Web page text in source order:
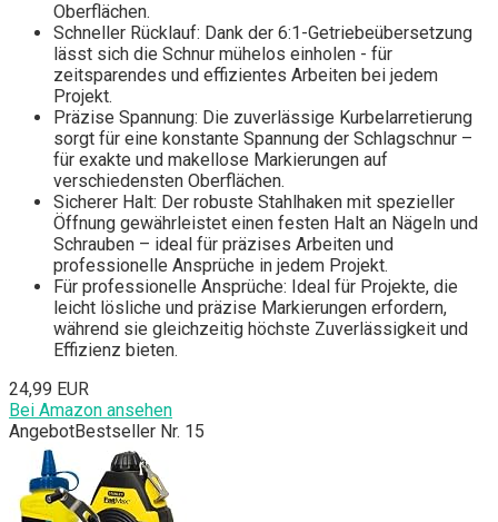
Oberflächen.
Schneller Rücklauf: Dank der 6:1-Getriebeübersetzung
lässt sich die Schnur mühelos einholen - für
zeitsparendes und effizientes Arbeiten bei jedem
Projekt.
Präzise Spannung: Die zuverlässige Kurbelarretierung
sorgt für eine konstante Spannung der Schlagschnur –
für exakte und makellose Markierungen auf
verschiedensten Oberflächen.
Sicherer Halt: Der robuste Stahlhaken mit spezieller
Öffnung gewährleistet einen festen Halt an Nägeln und
Schrauben – ideal für präzises Arbeiten und
professionelle Ansprüche in jedem Projekt.
Für professionelle Ansprüche: Ideal für Projekte, die
leicht lösliche und präzise Markierungen erfordern,
während sie gleichzeitig höchste Zuverlässigkeit und
Effizienz bieten.
24,99 EUR
Bei Amazon ansehen
AngebotBestseller Nr. 15